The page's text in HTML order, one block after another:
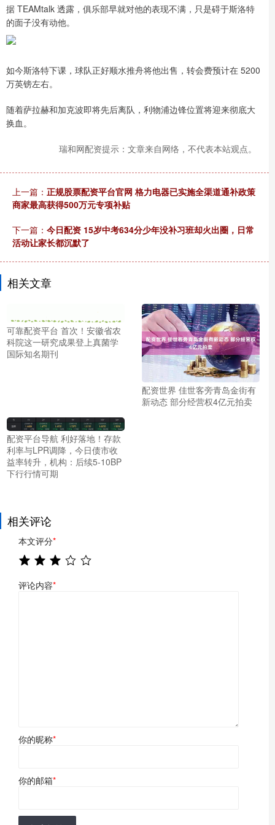
据 TEAMtalk 透露，俱乐部早就对他的表现不满，只是碍于斯洛特
的面子没有动他。
如今斯洛特下课，球队正好顺水推舟将他出售，转会费预计在 5200
万英镑左右。
随着萨拉赫和加克波即将先后离队，利物浦边锋位置将迎来彻底大
换血。
瑞和网配资提示：文章来自网络，不代表本站观点。
上一篇： 正规股票配资平台官网 格力电器已实施全渠道通补政策
商家最高获得500万元专项补贴
下一篇： 今日配资 15岁中考634分少年没补习班却火出圈，日常
活动让家长都沉默了
相关文章
可靠配资平台 首次！安徽省农
科院这一研究成果登上真菌学
国际知名期刊
配资世界 佳世客旁青岛金街有
新动态 部分经营权4亿元拍卖
配资平台导航 利好落地！存款
利率与LPR调降，今日债市收
益率转升，机构：后续5-10BP
下行行情可期
相关评论
本文评分*
评论内容*
你的昵称*
你的邮箱*